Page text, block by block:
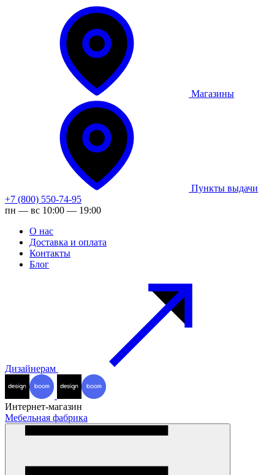
Магазины
Пункты выдачи
+7 (800) 550-74-95
пн — вс 10:00 — 19:00
О нас
Доставка и оплата
Контакты
Блог
Дизайнерам
Интернет-магазин
Мебельная фабрика